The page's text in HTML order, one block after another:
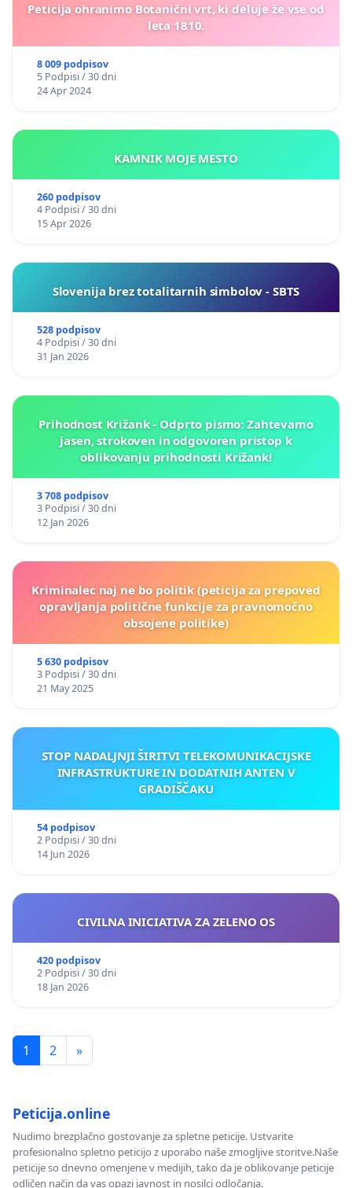
Peticija ohranimo Botanični vrt, ki deluje že vse od
leta 1810.
8 009 podpisov
5 Podpisi / 30 dni
24 Apr 2024
KAMNIK MOJE MESTO
260 podpisov
4 Podpisi / 30 dni
15 Apr 2026
Slovenija brez totalitarnih simbolov - SBTS
528 podpisov
4 Podpisi / 30 dni
31 Jan 2026
Prihodnost Križank - Odprto pismo: Zahtevamo
jasen, strokoven in odgovoren pristop k
oblikovanju prihodnosti Križank!
3 708 podpisov
3 Podpisi / 30 dni
12 Jan 2026
Kriminalec naj ne bo politik (peticija za prepoved
opravljanja politične funkcije za pravnomočno
obsojene politike)
5 630 podpisov
3 Podpisi / 30 dni
21 May 2025
STOP NADALJNJI ŠIRITVI TELEKOMUNIKACIJSKE
INFRASTRUKTURE IN DODATNIH ANTEN V
GRADIŠČAKU
54 podpisov
2 Podpisi / 30 dni
14 Jun 2026
CIVILNA INICIATIVA ZA ZELENO OS
420 podpisov
2 Podpisi / 30 dni
18 Jan 2026
1 2 »
Peticija.online
Nudimo brezplačno gostovanje za spletne peticije. Ustvarite
profesionalno spletno peticijo z uporabo naše zmogljive storitve.Naše
peticije so dnevno omenjene v medijih, tako da je oblikovanje peticije
odličen način da vas opazi javnost in nosilci odločanja.